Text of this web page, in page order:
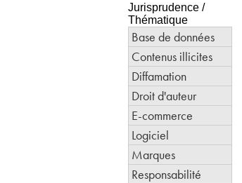
Jurisprudence /
Thématique
Base de données
Contenus illicites
Diffamation
Droit d'auteur
E-commerce
Logiciel
Marques
Responsabilité